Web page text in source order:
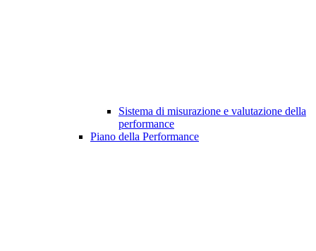
Sistema di misurazione e valutazione della
performance
Piano della Performance